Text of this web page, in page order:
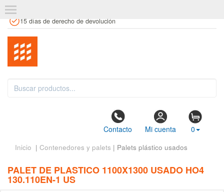
15 días de derecho de devolución
Contacto Mi cuenta 0
Inicio | Contenedores y palets | Palets plástico usados
PALET DE PLASTICO 1100X1300 USADO HO4
130.110EN-1 US